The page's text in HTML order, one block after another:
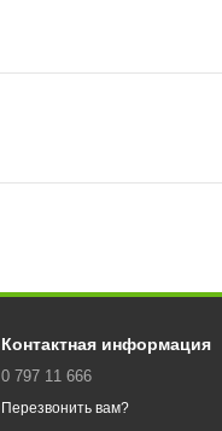
Контактная информация
0 797 11 666
Перезвонить вам?